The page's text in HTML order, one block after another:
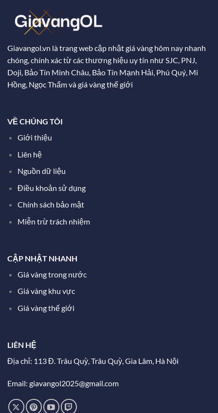
Giavangol.vn là trang web cập nhật giá vàng hôm nay nhanh
chóng, chính xác từ các thương hiệu uy tín như SJC, PNJ,
Doji, Bảo Tín Minh Châu, Bảo Tín Mạnh Hải, Phú Quý, Mi
Hồng, Ngọc Thẩm và giá vàng thế giới
VỀ CHÚNG TÔI
Giới thiệu
Liên hệ
Nguồn dữ liệu
Điều khoản sử dụng
Chính sách bảo mật
Miễn trừ trách nhiệm
CẬP NHẬT NHANH
Giá vàng trong nước
Giá vàng khu vực
Giá vàng thế giới
LIÊN HỆ
Địa chỉ: 113 Đ. Trâu Quỳ, Trâu Quỳ, Gia Lâm, Hà Nội
Email: giavangol2025@gmail.com